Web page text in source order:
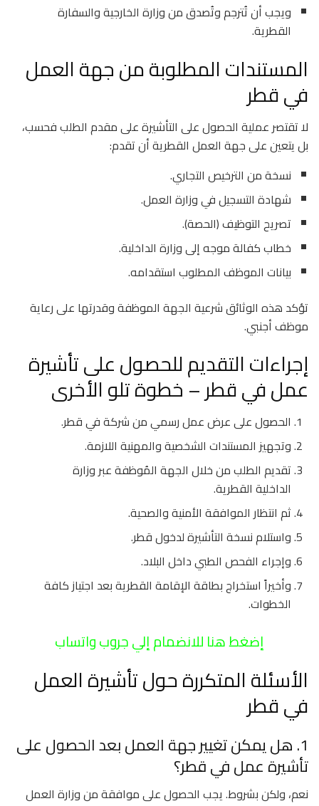
ويجب أن تُترجم وتُصدق من وزارة الخارجية والسفارة
القطرية.
المستندات المطلوبة من جهة العمل
في قطر
لا تقتصر عملية الحصول على التأشيرة على مقدم الطلب فحسب،
بل يتعين على جهة العمل القطرية أن تقدم:
نسخة من الترخيص التجاري.
شهادة التسجيل في وزارة العمل.
تصريح التوظيف (الحصة).
خطاب كفالة موجه إلى وزارة الداخلية.
بيانات الموظف المطلوب استقدامه.
تؤكد هذه الوثائق شرعية الجهة الموظفة وقدرتها على رعاية
موظف أجنبي.
إجراءات التقديم للحصول على تأشيرة
عمل في قطر – خطوة تلو الأخرى
الحصول على عرض عمل رسمي من شركة في قطر.
وتجهيز المستندات الشخصية والمهنية اللازمة.
تقديم الطلب من خلال الجهة المُوظفة عبر وزارة
الداخلية القطرية.
ثم انتظار الموافقة الأمنية والصحية.
واستلام نسخة التأشيرة لدخول قطر.
وإجراء الفحص الطبي داخل البلاد.
وأخيراً استخراج بطاقة الإقامة القطرية بعد اجتياز كافة
الخطوات.
إضغط هنا للانضمام إلي جروب واتساب
الأسئلة المتكررة حول تأشيرة العمل
في قطر
1. هل يمكن تغيير جهة العمل بعد الحصول على
تأشيرة عمل في قطر؟
نعم، ولكن بشروط. يجب الحصول على موافقة من وزارة العمل